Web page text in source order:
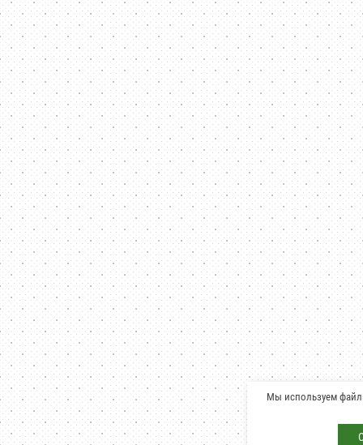
Мы используем